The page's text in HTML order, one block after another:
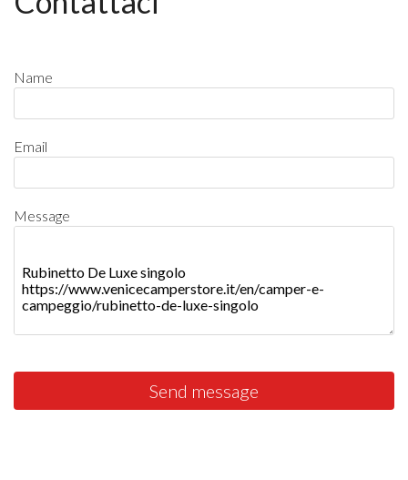
Name
Email
Message
Send message